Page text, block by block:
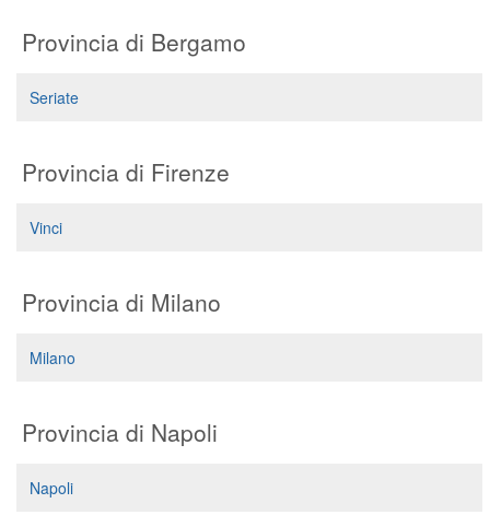
Planner e rubrica in cloud
Teleconsulto
Provincia di Bergamo
Seriate
Provincia di Firenze
Vinci
Provincia di Milano
Milano
Provincia di Napoli
Napoli